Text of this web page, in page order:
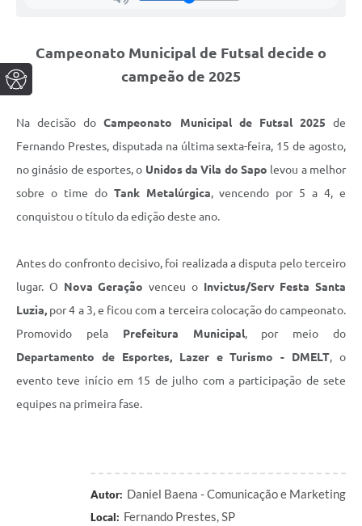
Campeonato Municipal de Futsal decide o
campeão de 2025
Na decisão do Campeonato Municipal de Futsal 2025 de
Fernando Prestes, disputada na última sexta-feira, 15 de agosto,
no ginásio de esportes, o Unidos da Vila do Sapo levou a melhor
sobre o time doTank Metalúrgica, vencendo por 5 a 4, e
conquistou o título da edição deste ano.
Antes do confronto decisivo, foi realizada a disputa pelo terceiro
lugar. O Nova Geração venceu oInvictus/Serv Festa Santa
Luzia, por 4 a 3, e ficou com a terceira colocação do campeonato.
Promovido pela Prefeitura Municipal, por meio do
Departamento de Esportes, Lazer e Turismo - DMELT, o
evento teve início em 15 de julho com a participação de sete
equipes na primeira fase.
Autor: Daniel Baena - Comunicação e Marketing
Local: Fernando Prestes, SP